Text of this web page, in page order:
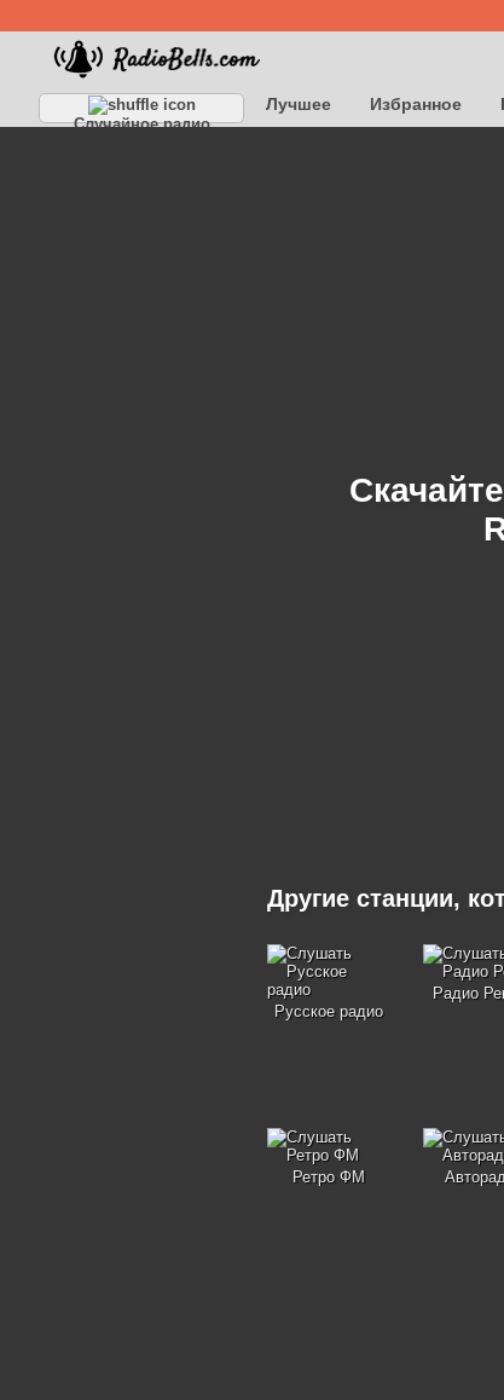
Случайное радио
Лучшее Избранное
Другие станции,
Русское радио
Радио
Ретро ФМ